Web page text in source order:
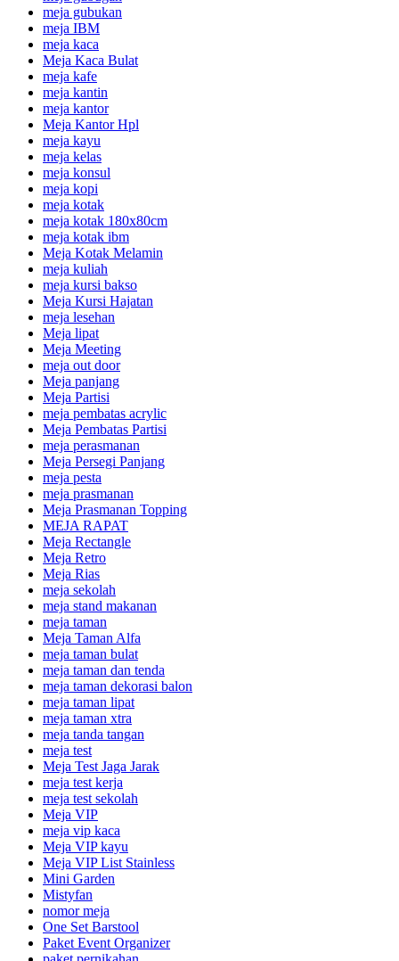
meja gubukan
meja IBM
meja kaca
Meja Kaca Bulat
meja kafe
meja kantin
meja kantor
Meja Kantor Hpl
meja kayu
meja kelas
meja konsul
meja kopi
meja kotak
meja kotak 180x80cm
meja kotak ibm
Meja Kotak Melamin
meja kuliah
meja kursi bakso
Meja Kursi Hajatan
meja lesehan
Meja lipat
Meja Meeting
meja out door
Meja panjang
Meja Partisi
meja pembatas acrylic
Meja Pembatas Partisi
meja perasmanan
Meja Persegi Panjang
meja pesta
meja prasmanan
Meja Prasmanan Topping
MEJA RAPAT
Meja Rectangle
Meja Retro
Meja Rias
meja sekolah
meja stand makanan
meja taman
Meja Taman Alfa
meja taman bulat
meja taman dan tenda
meja taman dekorasi balon
meja taman lipat
meja taman xtra
meja tanda tangan
meja test
Meja Test Jaga Jarak
meja test kerja
meja test sekolah
Meja VIP
meja vip kaca
Meja VIP kayu
Meja VIP List Stainless
Mini Garden
Mistyfan
nomor meja
One Set Barstool
Paket Event Organizer